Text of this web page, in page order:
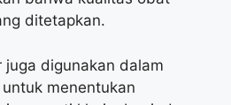
ditetapkan.
juga digunakan dalam
menentukan